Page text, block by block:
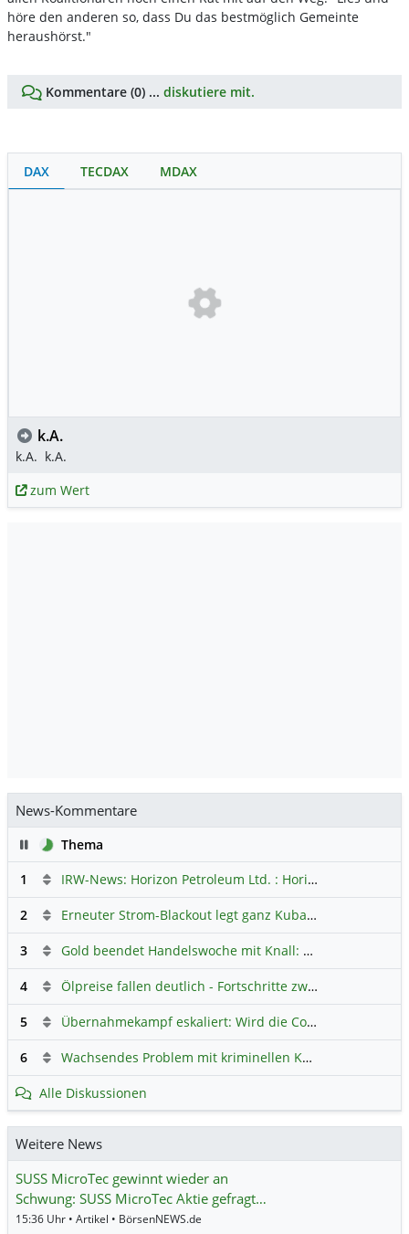
höre den anderen so, dass Du das bestmöglich Gemeinte
heraushörst."
Kommentare (0) ... diskutiere mit.
DAX TECDAX MDAX
k.A.
k.A. k.A.
zum Wert
News-Kommentare
PauseThema
1
IRW-News: Horizon Petroleum Ltd. : Horizon Petroleum beginnt mit der Testförderung im Projekt Lachowice in Polen und schließt die Platzierung einer überzeichneten Wandelanleihe ab
2 Erneuter Strom-Blackout legt ganz Kuba lahm
3 Gold beendet Handelswoche mit Knall: Barrick Mining – Ist diese Aktie wieder ein Kauf?
4 Ölpreise fallen deutlich - Fortschritte zwischen USA und Iran belasten
5 Übernahmekampf eskaliert: Wird die Commerzbank italienisch?
6 Wachsendes Problem mit kriminellen Kunden im Online-Handel
Alle Diskussionen
Weitere News
SUSS MicroTec gewinnt wieder an
Schwung: SUSS MicroTec Aktie gefragt…
15:36 Uhr • Artikel • BörsenNEWS.de